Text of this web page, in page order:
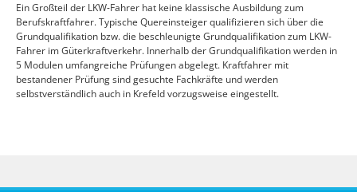
Ein Großteil der LKW-Fahrer hat keine klassische Ausbildung zum
Berufskraftfahrer. Typische Quereinsteiger qualifizieren sich über die
Grundqualifikation bzw. die beschleunigte Grundqualifikation zum LKW-
Fahrer im Güterkraftverkehr. Innerhalb der Grundqualifikation werden in
5 Modulen umfangreiche Prüfungen abgelegt. Kraftfahrer mit
bestandener Prüfung sind gesuchte Fachkräfte und werden
selbstverständlich auch in Krefeld vorzugsweise eingestellt.